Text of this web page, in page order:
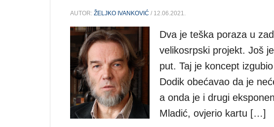
AUTOR: ŽELJKO IVANKOVIĆ / 12.06.2021.
Dva je teška poraza u
velikosrpski projekt. Još
put. Taj je koncept
Dodik obećavao da je
a onda je i drugi
Mladić, ovjerio kartu […]